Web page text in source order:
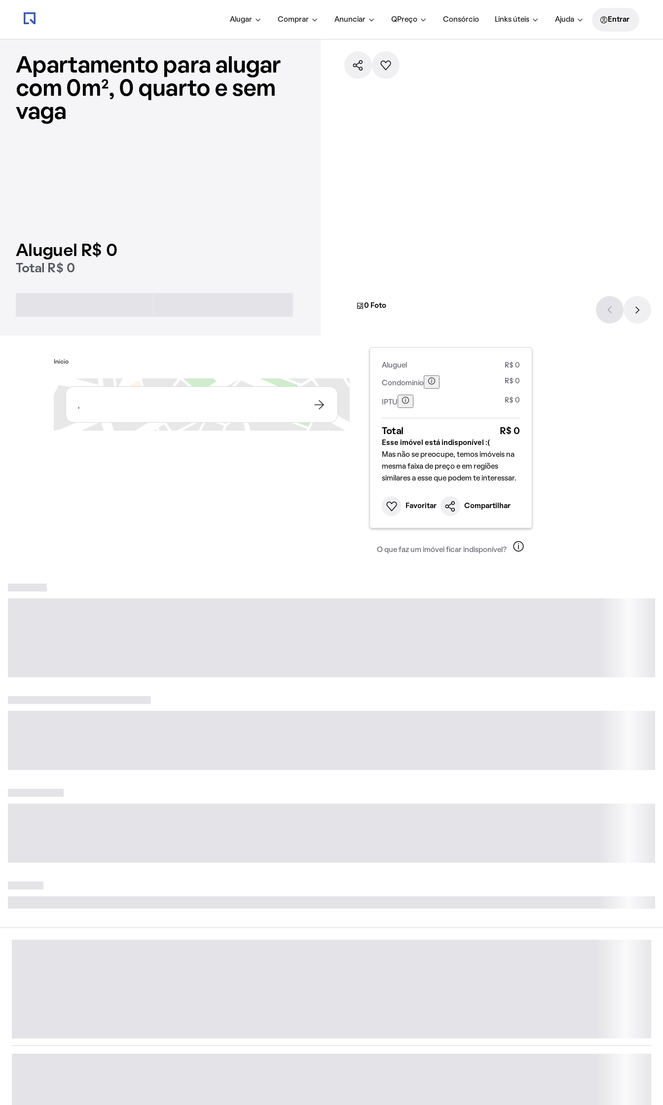
Alugar Comprar Anunciar QPreço Consórcio Links úteis Ajuda Entrar
Apartamento para alugar
com 0m², 0 quarto e sem
vaga
Aluguel R$ 0
Total R$ 0
0 Foto
Início
,
Aluguel R$ 0
Condomínio R$ 0
IPTU R$ 0
Total R$ 0
Esse imóvel está indisponível :(
Mas não se preocupe, temos imóveis na
mesma faixa de preço e em regiões
similares a esse que podem te interessar.
Favoritar Compartilhar
O que faz um imóvel ficar indisponível?